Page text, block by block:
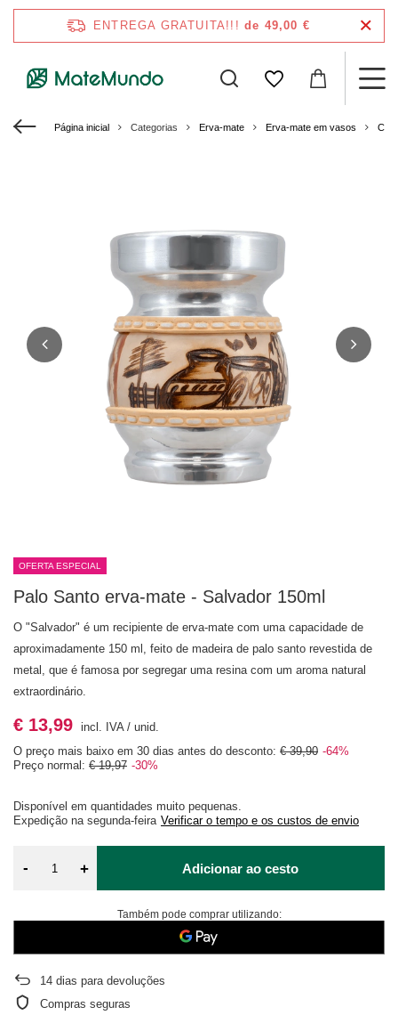
ENTREGA GRATUITA!!! de 49,00 €
Página inicial Categorias Erva-mate Erva-mate em vasos
OFERTA ESPECIAL
Palo Santo erva-mate - Salvador 150ml
O "Salvador" é um recipiente de erva-mate com uma capacidade de
aproximadamente 150 ml, feito de madeira de palo santo revestida de
metal, que é famosa por segregar uma resina com um aroma natural
extraordinário.
Disponível em quantidades muito pequenas
Expedição na segunda-feira Verificar o tempo e os custos de envio
€ 13,99 incl. IVA/ unid.
O preço mais baixo em 30 dias antes do desconto: € 39,90 -64%
Preço normal: € 19,97 -30%
- + Adicionar ao cesto
Também pode comprar utilizando:
14 dias para devoluções
Compras seguras